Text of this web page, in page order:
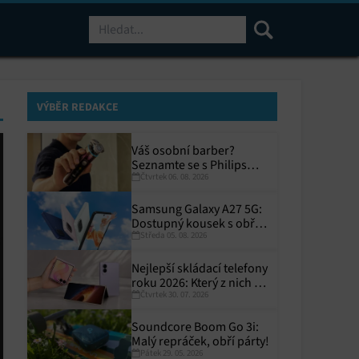
VÝBĚR REDAKCE
Váš osobní barber?
Seznamte se s Philips
i9000 Prestige Ultra
Čtvrtek 06. 08. 2026
Samsung Galaxy A27 5G:
Dostupný kousek s obřím
displejem
Středa 05. 08. 2026
Nejlepší skládací telefony
roku 2026: Který z nich si
zaslouží místo ve vaší
Čtvrtek 30. 07. 2026
Soundcore Boom Go 3i:
Malý repráček, obří párty!
Pátek 29. 05. 2026